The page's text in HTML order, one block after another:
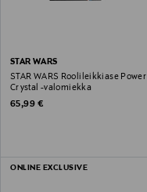
STAR WARS
STAR WARS Roolileikkiase Power
Crystal -valomiekka
Original Price
65,99 €
ONLINE EXCLUSIVE